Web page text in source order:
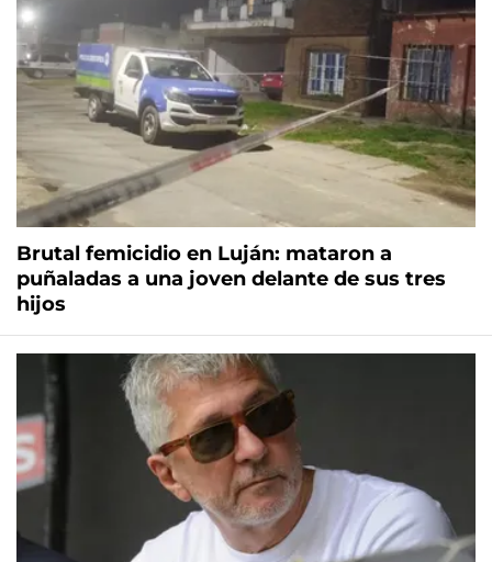
Brutal femicidio en Luján: mataron a
puñaladas a una joven delante de sus tres
hijos